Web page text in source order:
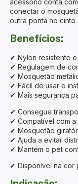
conectar o
outra ponta no
Benefícios:
✔ Nylon resistente
✔ Regulagem de
✔ Mosquetão
✔ Fácil de usar e
✔ Mais segurança
✔ Consegue
✔ Compatível com
✔ Mosquetão
✔ Ajuda a evitar
✔ Mantém o pet
✔ Disponível na cor